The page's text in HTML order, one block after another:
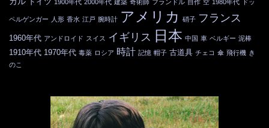
ドイツ 1900年代 2000年代 建築 奇術師 フランドル 自作 空 1980年代 ドッ
ペルゲンガー 人形 香水 江戸 腕時計 アメリカ 硝子 フランス
1960年代 アンドロイド スイス イギリス 日本 中国 車 ベルギー 泥棒
1910年代 1970年代 毒薬 ロシア 時計 記憶 帽子 古道具 チェコ 傘 飛行機 き
のこ